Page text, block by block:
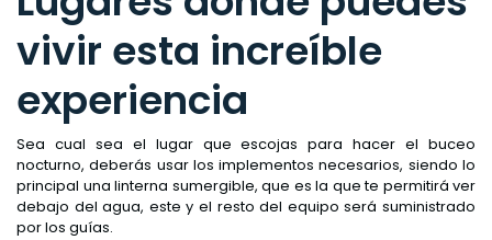
vivir esta increíble
experiencia
Sea cual sea el lugar que escojas para hacer el buceo
nocturno, deberás usar los implementos necesarios, siendo lo
principal una linterna sumergible, que es la que te permitirá ver
debajo del agua, este y el resto del equipo será suministrado
por los guías.